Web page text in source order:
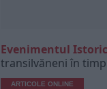
Evenimentul Istoric
transilvăneni în
ARTICOLE ONLINE